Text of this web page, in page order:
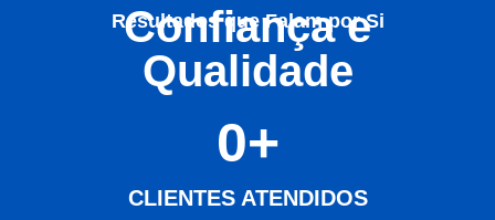
Resultados que Falam por Si
Confiança e
Qualidade
CLIENTES ATENDIDOS
0+